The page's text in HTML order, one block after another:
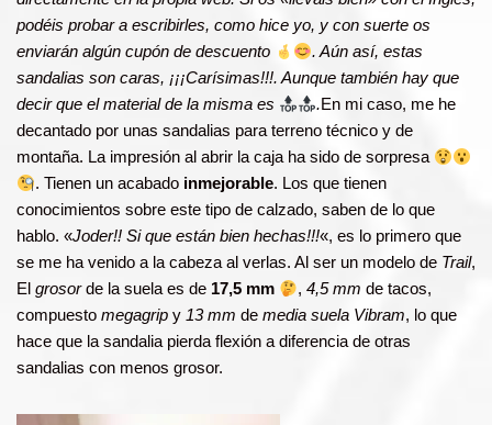
podéis probar a escribirles, como hice yo, y con suerte os
enviarán algún cupón de descuento
. Aún así, estas
sandalias son caras, ¡¡¡Carísimas!!!. Aunque también hay que
decir que el material de la misma es
.En mi caso, me he
decantado por unas sandalias para terreno técnico y de
montaña. La impresión al abrir la caja ha sido de sorpresa
. Tienen un acabado inmejorable. Los que tienen
conocimientos sobre este tipo de calzado, saben de lo que
hablo. «Joder!! Si que están bien hechas!!!«, es lo primero que
se me ha venido a la cabeza al verlas. Al ser un modelo de Trail,
El grosorde la suela es de 17,5 mm ,4,5 mm de tacos,
compuesto megagrip y 13 mm de media suela Vibram, lo que
hace que la sandalia pierda flexión a diferencia de otras
sandalias con menos grosor.